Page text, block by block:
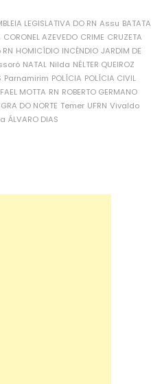
LEGISLATIVA DO RN Assu BATATA
CORONEL AZEVEDO CRIME CRUZETA
HOMICÍDIO INCÊNDIO JARDIM DE
NATAL Nilda NÉLTER QUEIROZ
Parnamirim POLÍCIA POLÍCIA CIVIL
MOTTA RN ROBERTO GERMANO
DO NORTE Temer UFRN Vivaldo
ÁLVARO DIAS